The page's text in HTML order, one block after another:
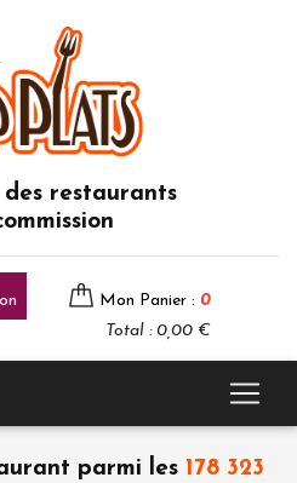
restaurants
Mon Panier : 0
Total : 0,00 €
parmi les 178 323